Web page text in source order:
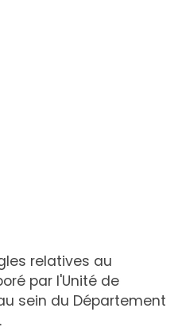
relatives au
par l'Unité de
sein du Département